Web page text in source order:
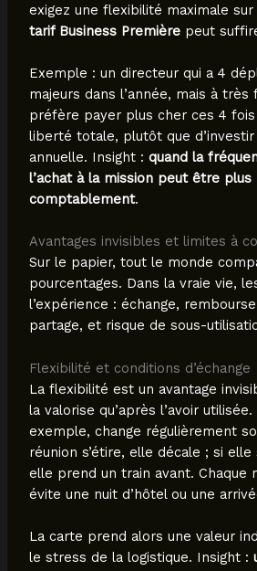
exigez une flexibilité maximale
tarif Business Premièrepeut
Exemple : un directeur qui a 4
majeurs dans l’année, mais à très
préfère payer plus cher ces 4
liberté totale, plutôt que
annuelle. Insight : quand la
l’achat à la mission peut être
comptablement.
Avantages invisibles et limites à
Sur le papier, tout le monde
pourcentages. Dans la vraie vie,
l’expérience : échange,
partage, et risque de sous-
Flexibilité et conditions d’échange
La flexibilité est un avantage
la valorise qu’après l’avoir
exemple, change régulièrement
réunion s’étire, elle décale ; si
elle prend un train avant. Chaque
évite une nuit d’hôtel ou une
La carte prend alors une valeur
le stress de la logistique. Insight :